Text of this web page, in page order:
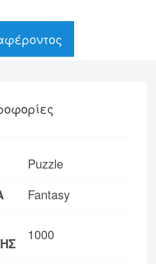
Puzzle
Fantasy
1000